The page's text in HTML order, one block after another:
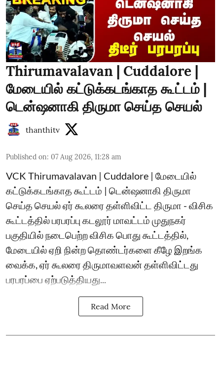
Thirumavalavan | Cuddalore |
மேடையில் கட்டுக்கடங்காத கூட்டம் |
டென்ஷனாகி திருமா செய்த செயல்
thanthitv
Published on: 07 Aug 2026, 11:28 am
VCK Thirumavalavan | Cuddalore | மேடையில்
கட்டுக்கடங்காத கூட்டம் | டென்ஷனாகி திருமா
செய்த செயல் ஏர் கூலரை தள்ளிவிட்ட திருமா - விசிக
கூட்டத்தில் பரபரப்பு கடலூர் மாவட்டம் முதுநகர்
பகுதியில் நடைபெற்ற விசிக பொது கூட்டத்தில்,
மேடையில் ஏறி நின்ற தொண்டர்களை கீழே இறங்க
வைக்க, ஏர் கூலரை திருமாவளவன் தள்ளிவிட்டது
பரபரப்பை ஏற்படுத்தியது...
Read More